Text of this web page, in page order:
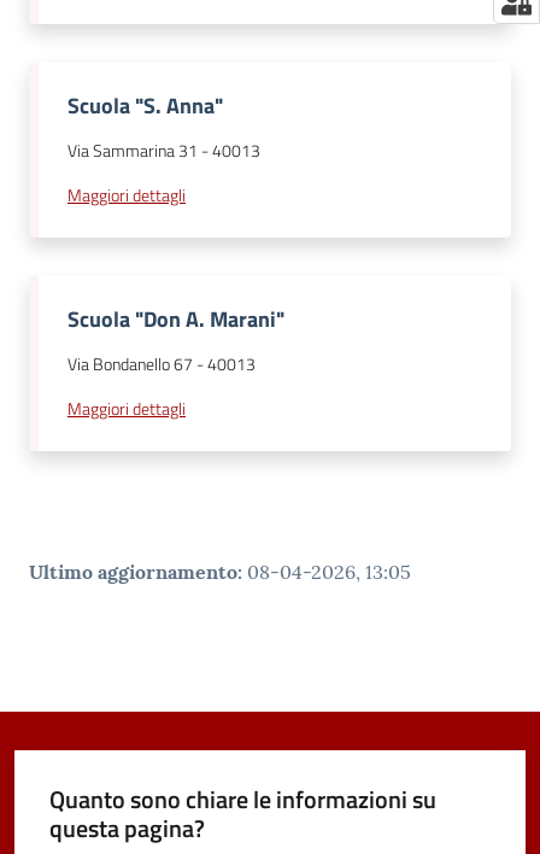
Scuola "S. Anna"
Via Sammarina 31 -40013
Maggiori dettagli
Scuola "Don A. Marani"
Via Bondanello 67 -40013
Maggiori dettagli
Ultimo aggiornamento: 08-04-2026, 13:05
Quanto sono chiare le informazioni su
questa pagina?